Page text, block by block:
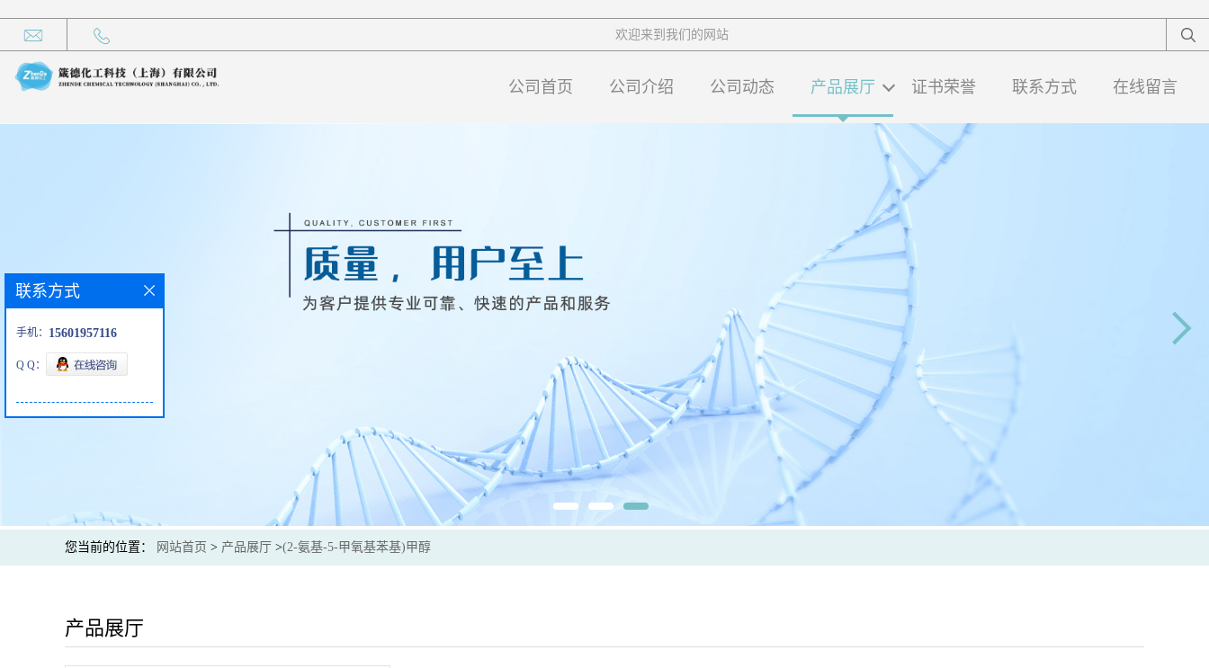
欢迎来到我们的网站
公司首页 公司介绍 公司动态 产品展厅 证书荣誉 联系方式 在线留言
您当前的位置： 网站首页 > 产品展厅 >(2-氨基-5-甲氧基苯基)甲醇
产品展厅
联系方式
手机： 15601957116
Q Q：